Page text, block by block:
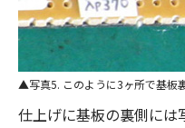
写真5. このように3ヶ所で基板
仕上げに基板の裏側には